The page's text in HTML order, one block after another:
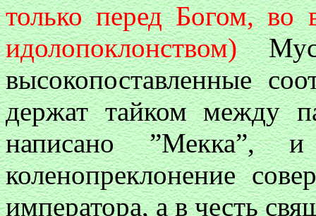
только перед Богом, во
идолопоклонством)
высокопоставленные
держат тайком между
написано ”Мекка”, и
коленопреклонение
императора, а в честь